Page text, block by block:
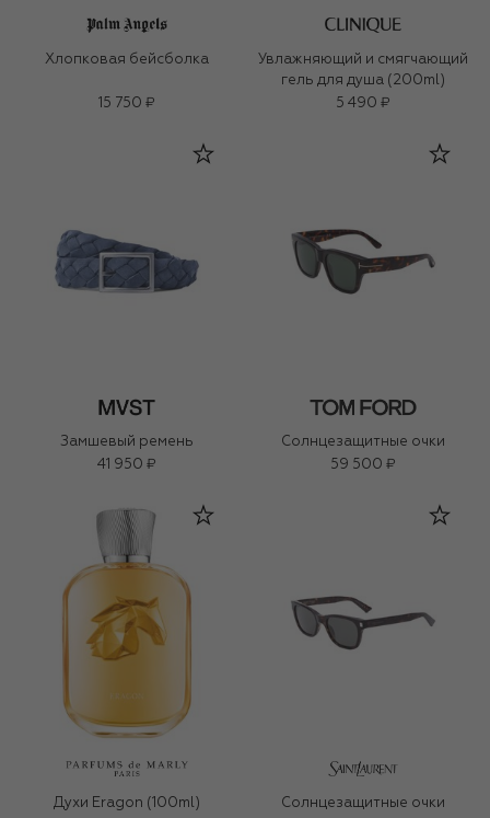
Хлопковая бейсболка
15 750 ₽
Увлажняющий и смягчающий
гель для душа (200ml)
5 490 ₽
Замшевый ремень
41 950 ₽
Солнцезащитные очки
59 500 ₽
Духи Eragon (100ml)
Солнцезащитные очки